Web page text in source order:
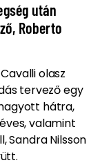
után
Roberto
olasz
tervező egy
hátra,
valamint
Sandra Nilsson